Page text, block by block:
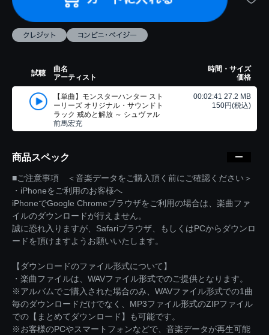
試聴
曲名
アーティスト
時間・サイズ
価格
【単曲】モンスターハンター スト
ーリーズ オリジナル・サウンドト
ラック 戒めと解放 ～ シュヴァル
前馬宏充
00:02:41 27.2 MB
150円(税込)
商品スペック
■ご注意事項 ＜音楽データをご購入頂く前にご確認ください＞
・iPhoneをご利用のお客様へ
iPhoneでGoogle Chromeブラウザをご利用の場合は、楽曲ファ
イルのダウンロードが行えません。
誠に恐れ入りますが、Safariブラウザ、もしくはPCからダウンロ
ードを頂けますようお願いいたします。
【ダウンロードのファイル形式について】
・楽曲ファイルは、WAVファイル形式でのご提供となります。
※アルバムでご購入された場合のみ、WAVファイル形式での1曲
毎のダウンロードだけでなく、MP3ファイル形式のZIPファイル
での【まとめてダウンロード】も可能です。
※お客様のPCやスマートフォンなどで、音楽データが再生可能